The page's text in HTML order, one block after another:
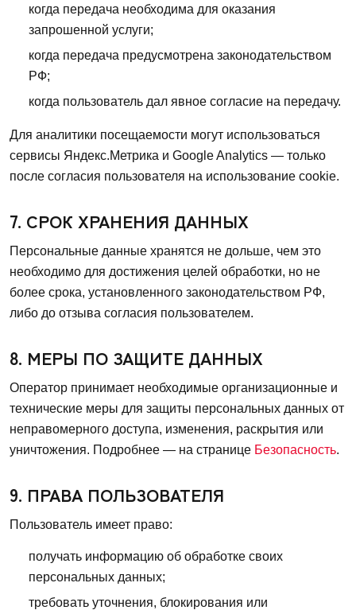
когда передача необходима для оказания
запрошенной услуги;
когда передача предусмотрена законодательством
РФ;
когда пользователь дал явное согласие на передачу.
Для аналитики посещаемости могут использоваться
сервисы Яндекс.Метрика и Google Analytics — только
после согласия пользователя на использование cookie.
7. СРОК ХРАНЕНИЯ ДАННЫХ
Персональные данные хранятся не дольше, чем это
необходимо для достижения целей обработки, но не
более срока, установленного законодательством РФ,
либо до отзыва согласия пользователем.
8. МЕРЫ ПО ЗАЩИТЕ ДАННЫХ
Оператор принимает необходимые организационные и
технические меры для защиты персональных данных от
неправомерного доступа, изменения, раскрытия или
уничтожения. Подробнее — на странице Безопасность.
9. ПРАВА ПОЛЬЗОВАТЕЛЯ
Пользователь имеет право:
получать информацию об обработке своих
персональных данных;
требовать уточнения, блокирования или